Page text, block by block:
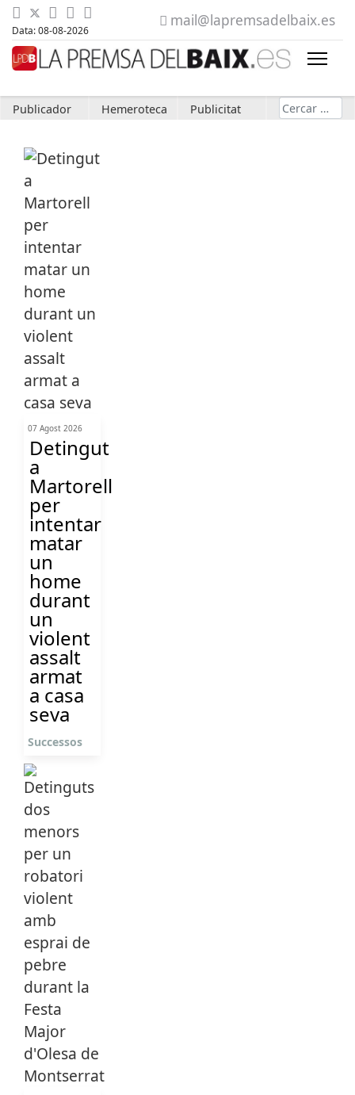
Data: 08-08-2026
mail@lapremsadelbaix.es
Publicador Hemeroteca Publicitat Cerca
07 Agost 2026
Detingut
a
Martorell
per
intentar
matar
un
home
durant
un
violent
assalt
armat
a casa
seva
Successos